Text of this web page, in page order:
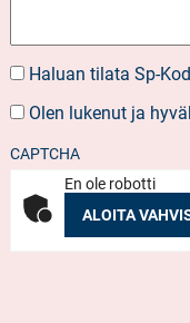
UUTISKIRJEEN
Haluan tilata Sp-
SUOSTUMUS*
Olen lukenut ja
CAPTCHA
En ole robotti
ALOITA